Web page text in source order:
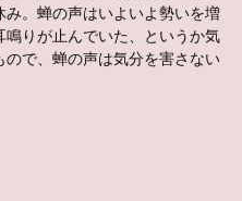
み。蝉の声はいよいよ勢いを増
鳴りが止んでいた、というか気
で、蝉の声は気分を害さない